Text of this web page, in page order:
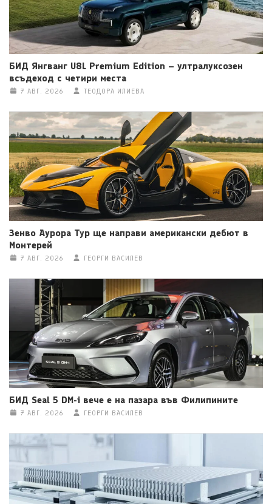
БИД Янгванг U8L Premium Edition – ултралуксозен
всъдеход с четири места
7 АВГ. 2026 ТЕОДОРА ИЛИЕВА
Зенво Аурора Тур ще направи американски дебют в
Монтерей
7 АВГ. 2026 ГЕОРГИ ВАСИЛЕВ
БИД Seal 5 DM-i вече е на пазара във Филипините
7 АВГ. 2026 ГЕОРГИ ВАСИЛЕВ